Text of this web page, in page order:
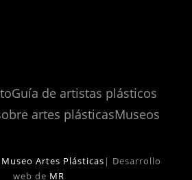
Guía de artistas plásticos
artes plásticasMuseos
Museo Artes Plásticas | Desarrollo
web de MR